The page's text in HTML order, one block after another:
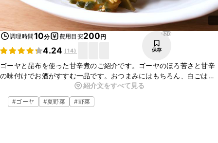
調理時間10分 費用目安200円
4.24 (14)
820
保存
ゴーヤと昆布を使った甘辛煮のご紹介です。ゴーヤのほろ苦さと甘辛
の味付けでお酒がすすむ一品です。おつまみにはもちろん、白ごはん
にもピッタリです。あともう一品欲しい時にもとても便利ですよ。ぜ
ひお試しくださいね。
紹介文をすべて見る
#ゴーヤ #夏野菜 #野菜